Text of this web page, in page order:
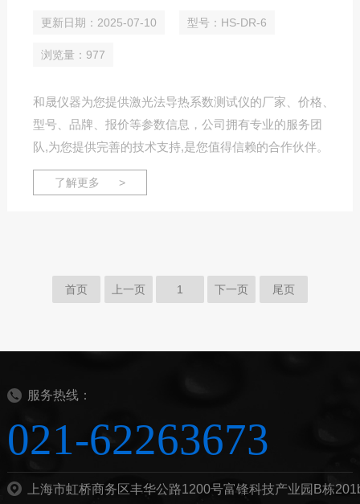
更新日期：2025-07-10 型号：HS-DR-6
浏览量：977
和晟仪器为您提供激光法导热系数测试仪的厂家、价格、
型号、品牌、报价等参数信息，公司拥有专业的服务团
队,为您提供完善的技术支持,是您值得信赖的合作伙伴。
了解更多 >
首页 上一页 1 下一页 尾页
服务热线：
021-62263673
上海市虹桥商务区丰华公路1200号富锋科技产业园B栋